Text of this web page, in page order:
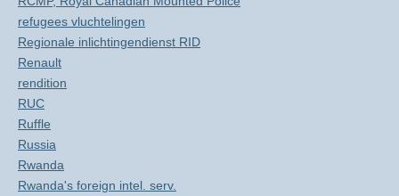
refugees vluchtelingen
Regionale inlichtingendienst RID
Renault
rendition
RUC
Ruffle
Russia
Rwanda
Rwanda's foreign intel. serv.